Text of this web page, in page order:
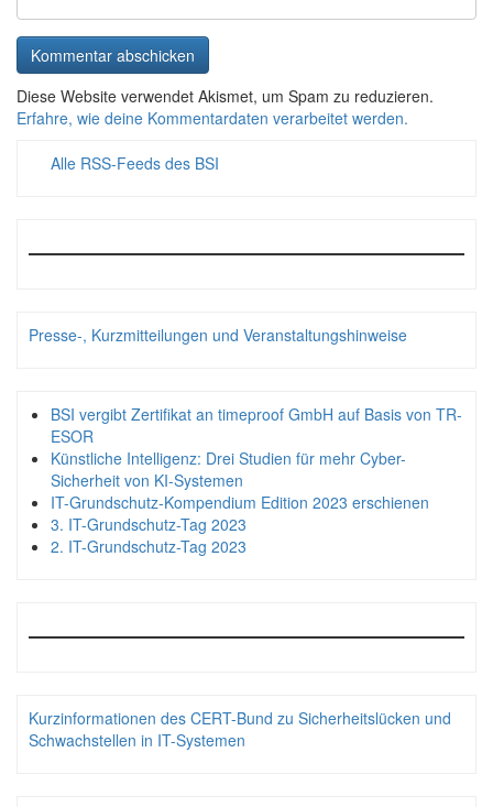
Diese Website verwendet Akismet, um Spam zu reduzieren.
Erfahre, wie deine Kommentardaten verarbeitet werden.
Alle RSS-Feeds des BSI
Presse-, Kurzmitteilungen und Veranstaltungshinweise
BSI vergibt Zertifikat an timeproof GmbH auf Basis von TR-
ESOR
Künstliche Intelligenz: Drei Studien für mehr Cyber-
Sicherheit von KI-Systemen
IT-Grundschutz-Kompendium Edition 2023 erschienen
3. IT-Grundschutz-Tag 2023
2. IT-Grundschutz-Tag 2023
Kurzinformationen des CERT-Bund zu Sicherheitslücken und
Schwachstellen in IT-Systemen